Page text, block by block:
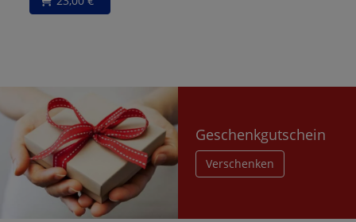
Geschenkgutschein
Verschenken